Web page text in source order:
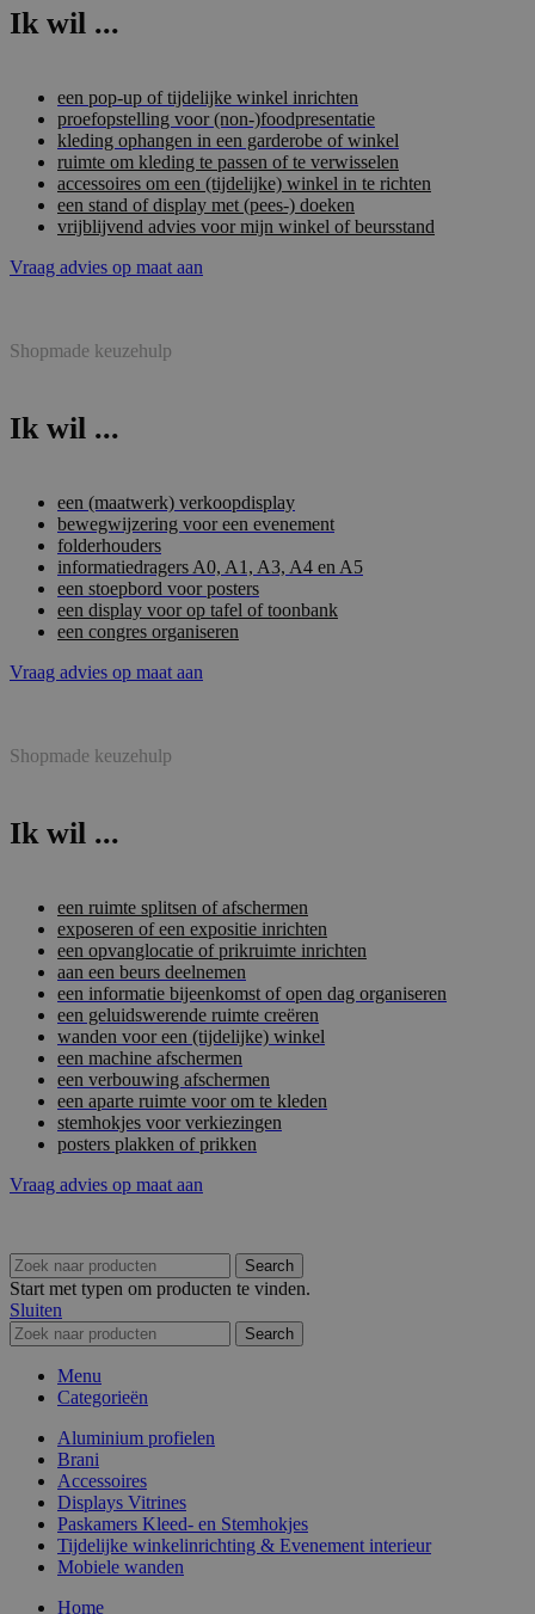
Ik wil ...
een pop-up of tijdelijke winkel inrichten
proefopstelling voor (non-)foodpresentatie
kleding ophangen in een garderobe of winkel
ruimte om kleding te passen of te verwisselen
accessoires om een (tijdelijke) winkel in te richten
een stand of display met (pees-) doeken
vrijblijvend advies voor mijn winkel of beursstand
Vraag advies op maat aan
Shopmade keuzehulp
Ik wil ...
een (maatwerk) verkoopdisplay
bewegwijzering voor een evenement
folderhouders
informatiedragers A0, A1, A3, A4 en A5
een stoepbord voor posters
een display voor op tafel of toonbank
een congres organiseren
Vraag advies op maat aan
Shopmade keuzehulp
Ik wil ...
een ruimte splitsen of afschermen
exposeren of een expositie inrichten
een opvanglocatie of prikruimte inrichten
aan een beurs deelnemen
een informatie bijeenkomst of open dag organiseren
een geluidswerende ruimte creëren
wanden voor een (tijdelijke) winkel
een machine afschermen
een verbouwing afschermen
een aparte ruimte voor om te kleden
stemhokjes voor verkiezingen
posters plakken of prikken
Vraag advies op maat aan
Search
Start met typen om producten te vinden.
Sluiten
Search
Menu
Categorieën
Aluminium profielen
Brani
Accessoires
Displays Vitrines
Paskamers Kleed- en Stemhokjes
Tijdelijke winkelinrichting & Evenement interieur
Mobiele wanden
Home